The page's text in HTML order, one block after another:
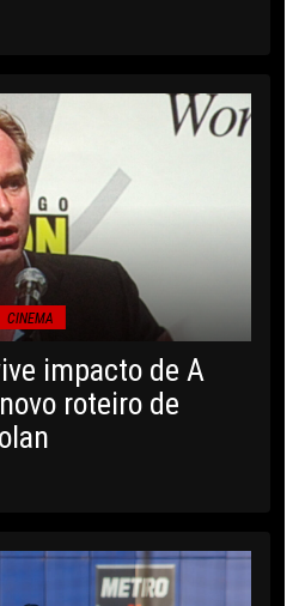
CINEMA
impacto de A
roteiro de